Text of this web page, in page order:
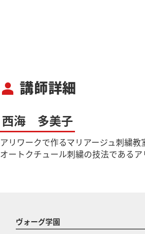
person 講師詳細
西海 多美子
アリワークで作るマリアージュ刺繍
オートクチュール刺繍の技法である
ヴォーグ学園